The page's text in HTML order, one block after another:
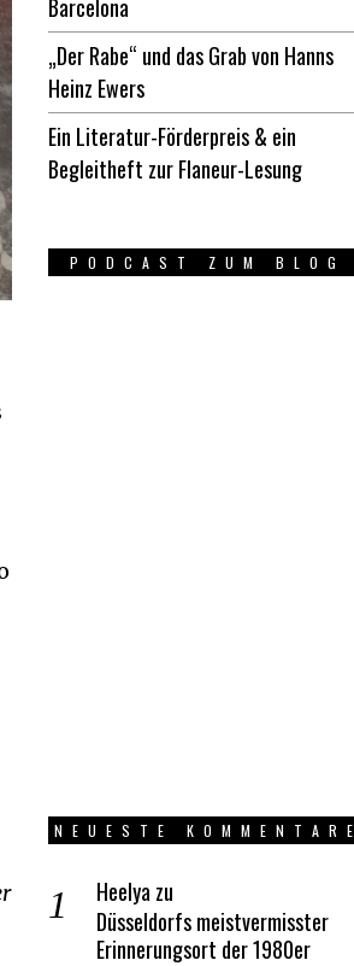
Barcelona
„Der Rabe“ und das Grab von Hanns
Heinz Ewers
Ein Literatur-Förderpreis & ein
Begleitheft zur Flaneur-Lesung
PODCAST ZUM BLOG
NEUESTE KOMMENTARE
Heelya zu
Düsseldorfs meistvermisster
Erinnerungsort der 1980er